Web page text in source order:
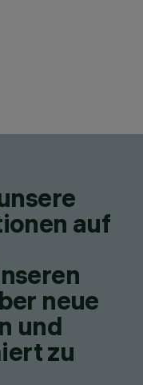
auf
neue
und
zu